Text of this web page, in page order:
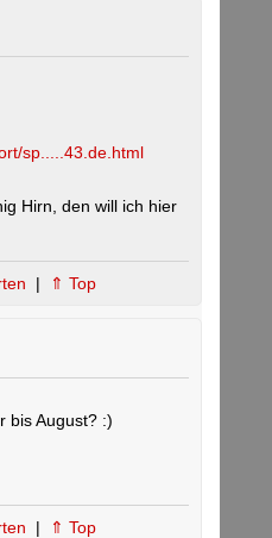
sp.....43.de.html
Hirn, den will ich hier
| ⇑ Top
bis August? :)
| ⇑ Top